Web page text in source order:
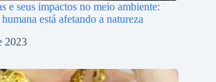
e seus impactos no meio ambiente:
está afetando a natureza
2023